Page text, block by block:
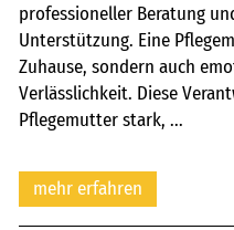
professioneller Beratung
Unterstützung. Eine
Zuhause, sondern auch
Verlässlichkeit. Diese
Pflegemutter stark, ...
mehr erfahren